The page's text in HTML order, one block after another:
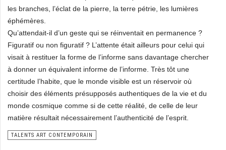
les branches, l’éclat de la pierre, la terre pétrie, les lumières
éphémères.
Qu’attendait-il d’un geste qui se réinventait en permanence ?
Figuratif ou non figuratif ? L’attente était ailleurs pour celui qui
visait à restituer la forme de l’informe sans davantage chercher
à donner un équivalent informe de l’informe. Très tôt une
certitude l’habite, que le monde visible est un réservoir où
choisir des éléments présupposés authentiques de la vie et du
monde cosmique comme si de cette réalité, de celle de leur
matière résultait nécessairement l’authenticité de l’esprit.
TALENTS ART CONTEMPORAIN